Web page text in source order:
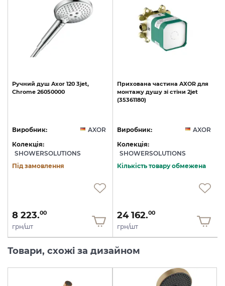
Ручний душ Axor 120 3jet,
Chrome 26050000
Виробник:
AXOR
Колекція:
SHOWERSOLUTIONS
Під замовлення
8 223.00
грн/шт
Прихована частина AXOR для
монтажу душу зі стіни 2jet
(35361180)
Виробник:
AXOR
Колекція:
SHOWERSOLUTIONS
Кількість товару обмежена
24 162.00
грн/шт
Товари, схожі за дизайном